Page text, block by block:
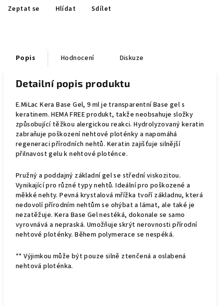
Zeptat se Hlídat Sdílet
Popis Hodnocení Diskuze
Detailní popis produktu
E.MiLac Kera Base Gel, 9 ml je transparentní Base gel s
keratinem. HEMA FREE produkt, takže neobsahuje složky
způsobující těžkou alergickou reakci. Hydrolyzovaný keratin
zabraňuje poškození nehtové ploténky a napomáhá
regeneraci přírodních nehtů. Keratin zajišťuje silnější
přilnavost gelu k nehtové ploténce.
Pružný a poddajný základní gel se střední viskozitou.
Vynikající pro různé typy nehtů. Ideální pro poškozené a
měkké nehty. Pevná krystalová mřížka tvoří základnu, která
nedovolí přírodním nehtům se ohýbat a lámat, ale také je
nezatěžuje. Kera Base Gel nestéká, dokonale se samo
vyrovnává a nepraská. Umožňuje skrýt nerovnosti přírodní
nehtové ploténky. Během polymerace se nespéká.
** Výjimkou může být pouze silně ztenčená a oslabená
nehtová ploténka.